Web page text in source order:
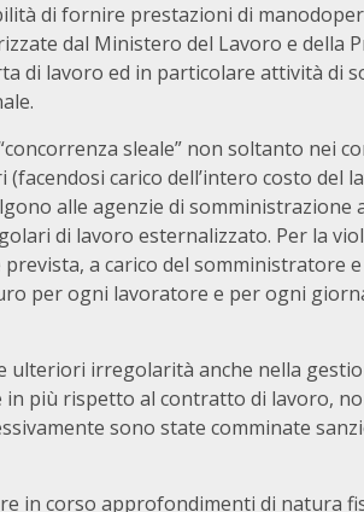
di fornire prestazioni di
dal Ministero del Lavoro e della
di lavoro ed in particolare attività di
sleale” non soltanto nei
carico dell’intero costo del
alle agenzie di somministrazione
di lavoro esternalizzato. Per la
a carico del somministratore
per ogni lavoratore e per ogni
ulteriori irregolarità anche nella
più rispetto al contratto di lavoro,
sono state comminate
in corso approfondimenti di natura